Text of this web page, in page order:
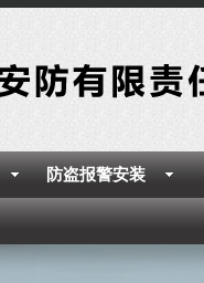
防盗报警安装